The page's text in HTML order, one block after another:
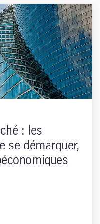
: les
se démarquer,